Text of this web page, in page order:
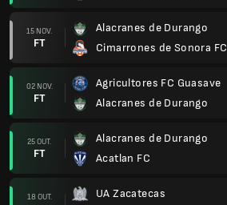
15 NOV.
FT
Alacranes de Durango
Cimarrones de Sonora FC
02 NOV.
FT
Agricultores FC Guasave
Alacranes de Durango
25 OUT.
FT
Alacranes de Durango
Acatlan FC
18 OUT. UA Zacatecas